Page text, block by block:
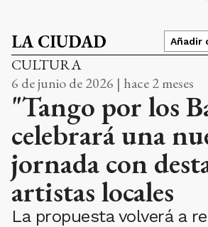
LA CIUDAD Añadir
CULTURA
6 de junio de 2026 | hace 2 meses
"Tango por los
celebrará una
jornada con
artistas locales
La propuesta volverá a